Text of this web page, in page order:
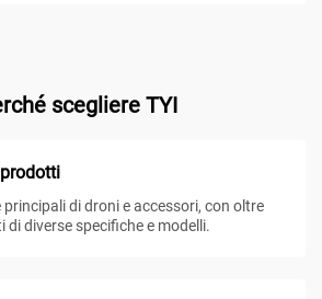
scegliere TYI
di droni e accessori, con oltre
diverse specifiche e modelli.